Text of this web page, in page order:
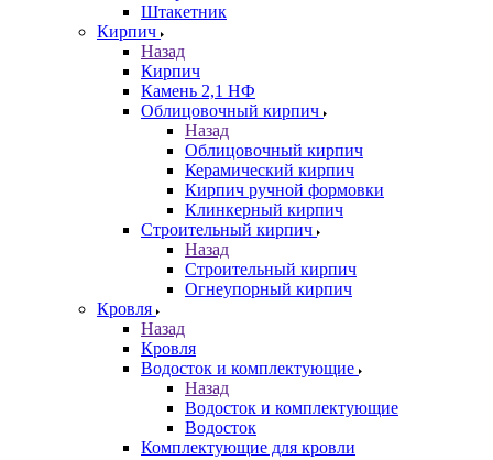
Штакетник
Кирпич
Назад
Кирпич
Камень 2,1 НФ
Облицовочный кирпич
Назад
Облицовочный кирпич
Керамический кирпич
Кирпич ручной формовки
Клинкерный кирпич
Строительный кирпич
Назад
Строительный кирпич
Огнеупорный кирпич
Кровля
Назад
Кровля
Водосток и комплектующие
Назад
Водосток и комплектующие
Водосток
Комплектующие для кровли